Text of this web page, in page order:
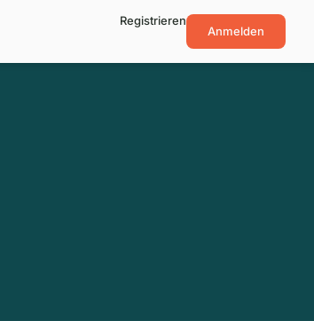
Registrieren
Anmelden